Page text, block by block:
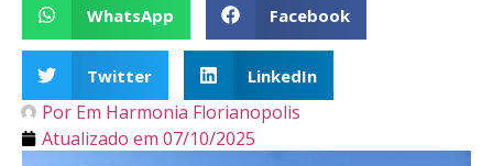
WhatsApp Facebook
Twitter LinkedIn
Por Em Harmonia Florianopolis
Atualizado em 07/10/2025